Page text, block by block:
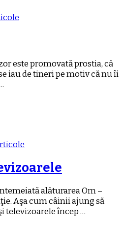
este promovată prostia, că
iau de tineri pe motiv că nu îi
alăturarea Om –
Aşa cum câinii ajung să
televizoarele încep …